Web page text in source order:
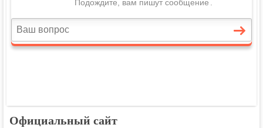
Официальный сайт